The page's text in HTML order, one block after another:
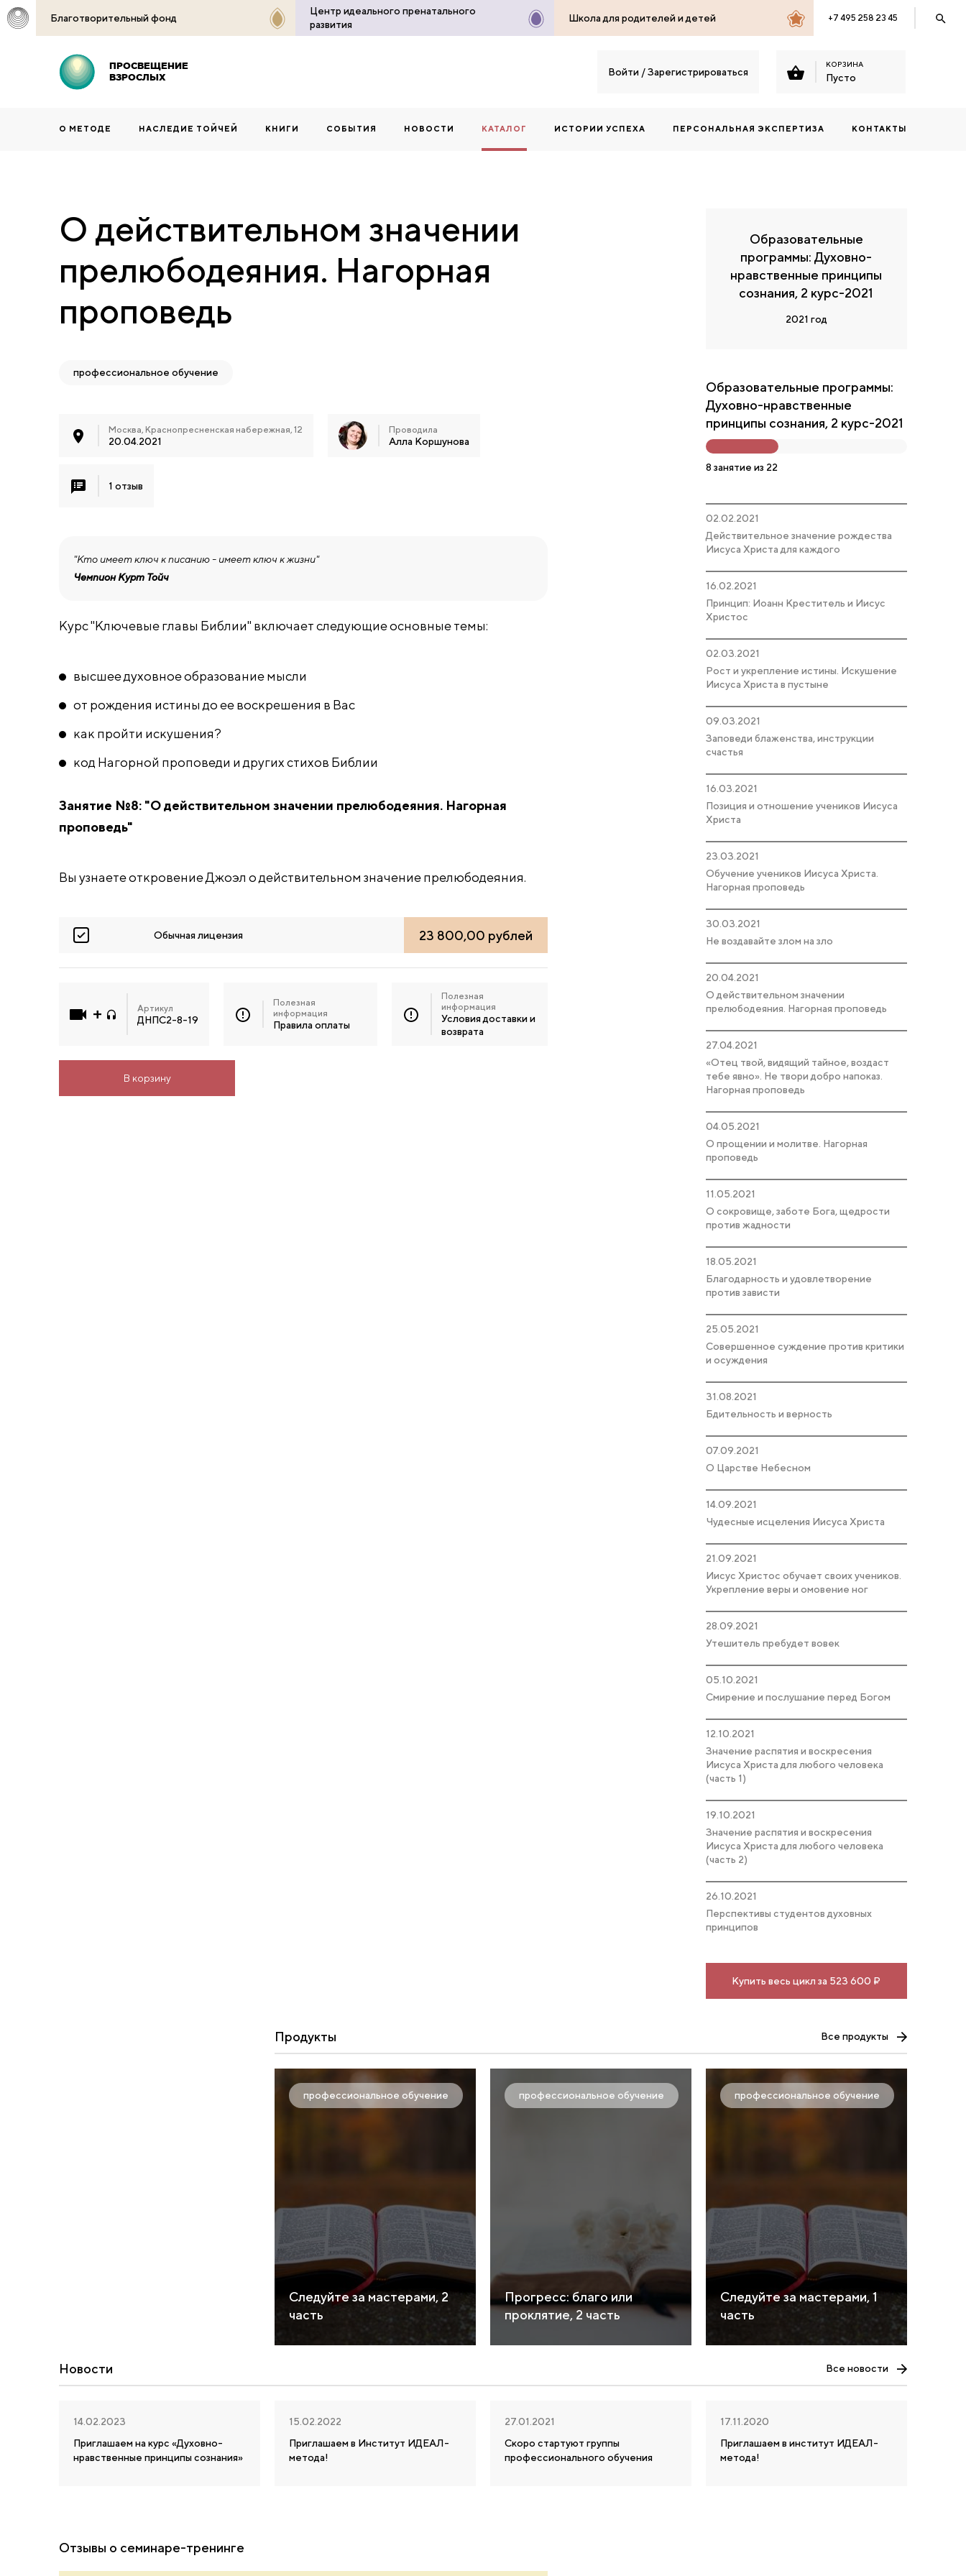
Благотворительный фонд
Центр идеального пренатального
развития
Школа для родителей и детей +7 495 258 23 45
ПРОСВЕЩЕНИЕ
ВЗРОСЛЫХ
Войти /Зарегистрироваться
КОРЗИНА
Пусто
О МЕТОДЕ НАСЛЕДИЕ ТОЙЧЕЙ КНИГИ СОБЫТИЯ НОВОСТИ КАТАЛОГ ИСТОРИИ УСПЕХА ПЕРСОНАЛЬНАЯ ЭКСПЕРТИЗА КОНТАКТЫ
О действительном значении
прелюбодеяния. Нагорная
проповедь
профессиональное обучение
Москва, Краснопресненская набережная, 12
20.04.2021
Проводила
Алла Коршунова
1 отзыв
"Кто имеет ключ к писанию - имеет ключ к жизни"
Чемпион Курт Тойч
Курс "Ключевые главы Библии" включает следующие основные темы:
высшее духовное образование мысли
от рождения истины до ее воскрешения в Вас
как пройти искушения?
код Нагорной проповеди и других стихов Библии
Занятие №8: "О действительном значении прелюбодеяния. Нагорная
проповедь"
Вы узнаете откровение Джоэл о действительном значение прелюбодеяния.
Обычная лицензия 23 800,00 рублей
Артикул
ДНПС2-8-19
Полезная
информация
Правила оплаты
Полезная
информация
Условия доставки и
возврата
В корзину
Образовательные
программы: Духовно-
нравственные принципы
сознания, 2 курс-2021
2021 год
Образовательные программы:
Духовно-нравственные
принципы сознания, 2 курс-2021
8 занятие из 22
02.02.2021
Действительное значение рождества
Иисуса Христа для каждого
16.02.2021
Принцип: Иоанн Креститель и Иисус
Христос
02.03.2021
Рост и укрепление истины. Искушение
Иисуса Христа в пустыне
09.03.2021
Заповеди блаженства, инструкции
счастья
16.03.2021
Позиция и отношение учеников Иисуса
Христа
23.03.2021
Обучение учеников Иисуса Христа.
Нагорная проповедь
30.03.2021
Не воздавайте злом на зло
20.04.2021
О действительном значении
прелюбодеяния. Нагорная проповедь
27.04.2021
«Отец твой, видящий тайное, воздаст
тебе явно». Не твори добро напоказ.
Нагорная проповедь
04.05.2021
О прощении и молитве. Нагорная
проповедь
11.05.2021
О сокровище, заботе Бога, щедрости
против жадности
18.05.2021
Благодарность и удовлетворение
против зависти
25.05.2021
Совершенное суждение против критики
и осуждения
31.08.2021
Бдительность и верность
07.09.2021
О Царстве Небесном
14.09.2021
Чудесные исцеления Иисуса Христа
21.09.2021
Иисус Христос обучает своих учеников.
Укрепление веры и омовение ног
28.09.2021
Утешитель пребудет вовек
05.10.2021
Смирение и послушание перед Богом
12.10.2021
Значение распятия и воскресения
Иисуса Христа для любого человека
(часть 1)
19.10.2021
Значение распятия и воскресения
Иисуса Христа для любого человека
(часть 2)
26.10.2021
Перспективы студентов духовных
принципов
Купить весь цикл за 523 600 ₽
Продукты Все продукты
профессиональное обучение
Следуйте за мастерами, 2
часть
профессиональное обучение
Прогресс: благо или
проклятие, 2 часть
профессиональное обучение
Следуйте за мастерами, 1
часть
Новости Все новости
14.02.2023
Приглашаем на курс «Духовно-
нравственные принципы сознания»
15.02.2022
Приглашаем в Институт ИДЕАЛ-
метода!
27.01.2021
Скоро стартуют группы
профессионального обучения
17.11.2020
Приглашаем в институт ИДЕАЛ-
метода!
Отзывы о семинаре-тренинге